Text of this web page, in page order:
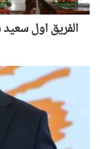
ل
د
الفريق اول